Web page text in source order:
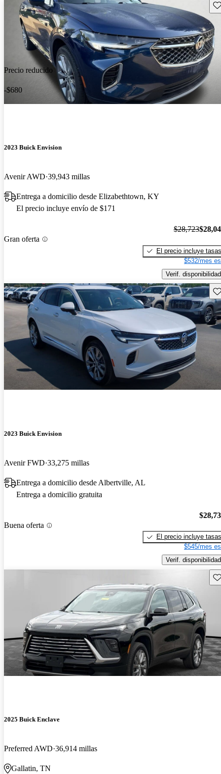
Precio reducido
-$680
2023 Buick Envision
Avenir AWD 39,943 millas
Entrega a domicilio desde Elizabethtown, KY
El precio incluye envío de $171
Gran oferta
$28,723
El precio incluye tasas
$532/mes
Verif. disponibilidad
2023 Buick Envision
Avenir FWD 33,275 millas
Entrega a domicilio desde Albertville, AL
Entrega a domicilio gratuita
Buena oferta
El precio incluye tasas
$545/mes
Verif. disponibilidad
2025 Buick Enclave
Preferred AWD 36,914 millas
Gallatin, TN